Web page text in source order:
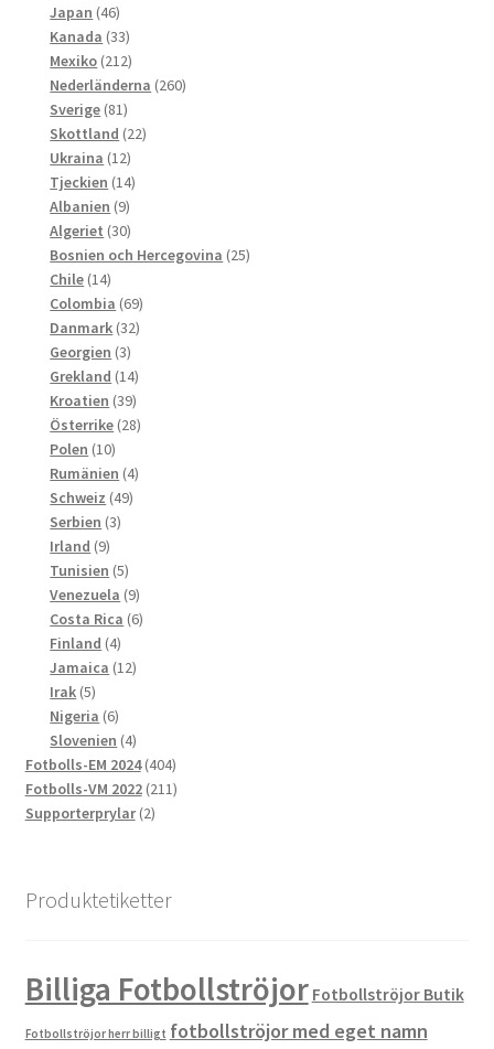
Japan 4646
produkter
Kanada 3333
produkter
Mexiko 212212
produkter
Nederländerna 260260
Sverige 8181
produkter
Skottland 2222
Ukraina 1212
produkter
Tjeckien 1414
Albanien 99
produkter
Algeriet 3030
produkter
Bosnien och Hercegovina 2525
Chile 1414
produkter
Colombia 6969
produkter
Danmark 3232
Georgien 33
produkter
Grekland 1414
produkter
Kroatien 3939
produkter
Österrike 2828
Polen 1010
produkter
Rumänien 44
Schweiz 4949
Serbien 33
Irland 99
produkter
Tunisien 55
produkter
Venezuela 99
produkter
Costa Rica 66
Finland 44
produkter
Jamaica 1212
Irak 55
produkter
Nigeria 66
produkter
Slovenien 44
produkter
Fotbolls-EM 2024 404404
produkter
Fotbolls-VM 2022 211211
Supporterprylar 22
Produktetiketter
Billiga Fotbollströjor Fotbollströjor Butik
Fotbollströjor herr billigt fotbollströjor med eget namn